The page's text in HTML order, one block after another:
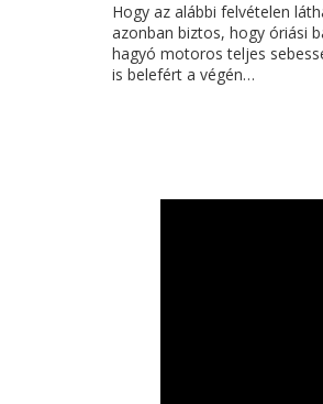
Hogy az alábbi felvételen
azonban biztos, hogy óriási
hagyó motoros teljes
is belefért a végén…